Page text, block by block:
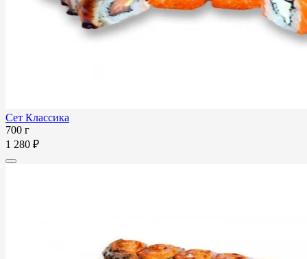
Сет Классика
700 г
1 280 ₽